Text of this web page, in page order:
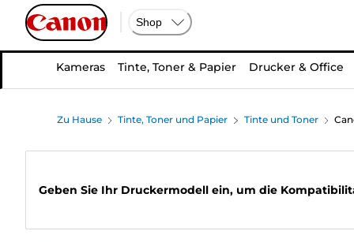
Shop
Kameras Tinte, Toner & Papier Drucker & Office
Zu Hause Tinte, Toner und Papier Tinte und Toner
Geben Sie Ihr Druckermodell ein, um die